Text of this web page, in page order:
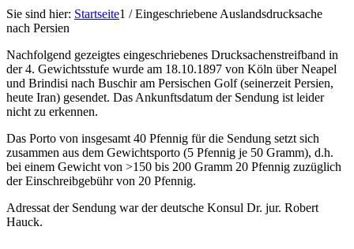
Sie sind hier: Startseite1 / Eingeschriebene Auslandsdrucksache
nach Persien
Nachfolgend gezeigtes eingeschriebenes Drucksachenstreifband in
der 4. Gewichtsstufe wurde am 18.10.1897 von Köln über Neapel
und Brindisi nach Buschir am Persischen Golf (seinerzeit Persien,
heute Iran) gesendet. Das Ankunftsdatum der Sendung ist leider
nicht zu erkennen.
Das Porto von insgesamt 40 Pfennig für die Sendung setzt sich
zusammen aus dem Gewichtsporto (5 Pfennig je 50 Gramm), d.h.
bei einem Gewicht von >150 bis 200 Gramm 20 Pfennig zuzüglich
der Einschreibgebühr von 20 Pfennig.
Adressat der Sendung war der deutsche Konsul Dr. jur. Robert
Hauck.